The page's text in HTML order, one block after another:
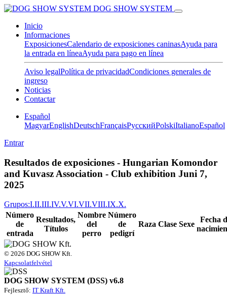
DOG SHOW SYSTEM
Inicio
Informaciones
ExposicionesCalendario de exposiciones caninasAyuda para
la entrada en líneaAyuda para pago en línea
Aviso legalPolítica de privacidadCondiciones generales de
ingreso
Noticias
Contactar
Español
MagyarEnglishDeutschFrançaisPусскийPolskiItalianoEspañol
Entrar
Resultados de exposiciones - Hungarian Komondor
and Kuvasz Association - Club exhibition Juni 7,
2025
Grupos:I.II.III.IV.V.VI.VII.VIII.IX.X.
Número
de
entrada
Resultados,
Títulos
Nombre
del
perro
Número
de
pedigrí
Raza Clase Sexe
Fecha
© 2026 DOG SHOW Kft.
Kapcsolatfelvétel
DOG SHOW SYSTEM (DSS) v6.8
Fejlesztő: IT Kraft Kft.